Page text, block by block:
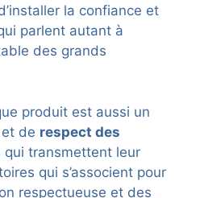
la confiance et
parlent autant à
des grands
produit est aussi un
de respect des
qui transmettent leur
qui s’associent pour
respectueuse et des